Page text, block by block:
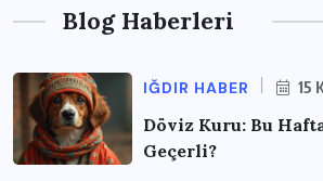
Blog Haberleri
IĞDIR HABER 15
Döviz Kuru: Bu
Geçerli?